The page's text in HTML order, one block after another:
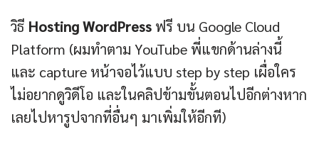
วิธี Hosting WordPress ฟรี บน Google Cloud
Platform (ผมทำตาม YouTube พี่แขกด้านล่างนี้
และ capture หน้าจอไว้แบบ step by step เผื่อใคร
ไม่อยากดูวิดีโอ และในคลิปข้ามขั้นตอนไปอีกต่างหาก
เลยไปหารูปจากที่อื่นๆ มาเพิ่มให้อีกที)